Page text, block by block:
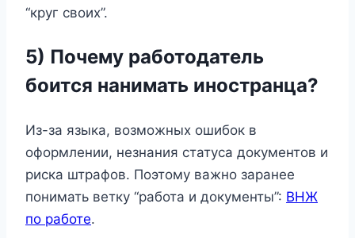
“круг своих”.
5) Почему работодатель
боится нанимать иностранца?
Из-за языка, возможных ошибок в
оформлении, незнания статуса документов и
риска штрафов. Поэтому важно заранее
понимать ветку “работа и документы”: ВНЖ
по работе.